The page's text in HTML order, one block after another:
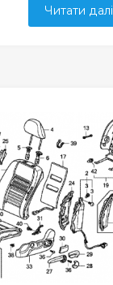
Читати далі